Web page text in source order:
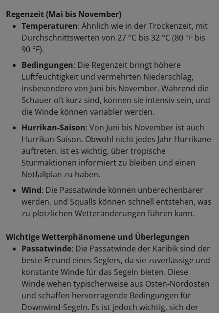
Regenzeit (Mai bis November)
Temperaturen: Ähnlich wie in der Trockenzeit, mit
Durchschnittswerten von 27 °C bis 32 °C (80 °F bis
90 °F).
Bedingungen: Die Regenzeit bringt höhere
Luftfeuchtigkeit und vermehrten Niederschlag,
insbesondere von Juni bis November. Während die
Schauer oft kurz sind, können sie intensiv sein, und
die Winde können variabler werden.
Hurrikan-Saison: Von Juni bis November ist auch
Hurrikan-Saison. Obwohl nicht jedes Jahr Hurrikane
auftreten, ist es wichtig, über tropische
Sturmaktionen informiert zu bleiben und einen
Notfallplan zu haben.
Wind: Die Passatwinde können unberechenbarer
werden, und Squalls können schnell entstehen, was
zu plötzlichen Wetteränderungen führen kann.
Wichtige Wetterphänomene und Überlegungen
Passatwinde: Die Passatwinde der Karibik sind der
beste Freund eines Seglers, da sie zuverlässige und
konstante Winde für das Segeln bieten. Diese
Winde wehen typischerweise aus Osten-Nordosten
und schaffen hervorragende Bedingungen für
Downwind-Segeln. Es ist jedoch wichtig, sich der